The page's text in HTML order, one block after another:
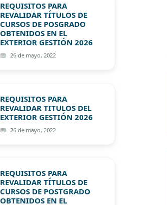
REQUISITOS PARA
REVALIDAR TÍTULOS DE
CURSOS DE POSGRADO
OBTENIDOS EN EL
EXTERIOR GESTIÓN 2026
26 de mayo, 2022
REQUISITOS PARA
REVALIDAR TITULOS DEL
EXTERIOR GESTIÓN 2026
26 de mayo, 2022
REQUISITOS PARA
REVALIDAR TÍTULOS DE
CURSOS DE POSTGRADO
OBTENIDOS EN EL